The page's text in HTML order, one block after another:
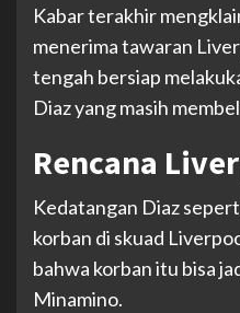
Kabar terakhir
menerima tawaran
tengah bersiap
Diaz yang masih
Rencana
Kedatangan Diaz
korban di skuad
bahwa korban itu bisa
Minamino.